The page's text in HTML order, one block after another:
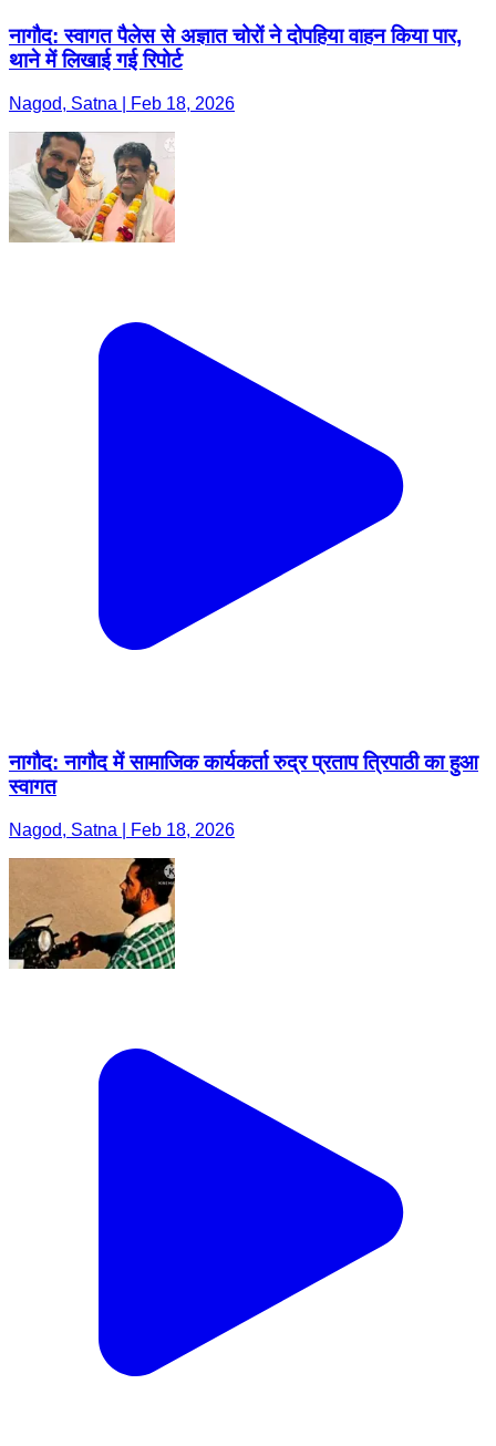
नागौद: स्वागत पैलेस से अज्ञात चोरों ने दोपहिया वाहन किया पार,
थाने में लिखाई गई रिपोर्ट
Nagod, Satna | Feb 18, 2026
नागौद: नागौद में सामाजिक कार्यकर्ता रुद्र प्रताप त्रिपाठी का हुआ
स्वागत
Nagod, Satna | Feb 18, 2026